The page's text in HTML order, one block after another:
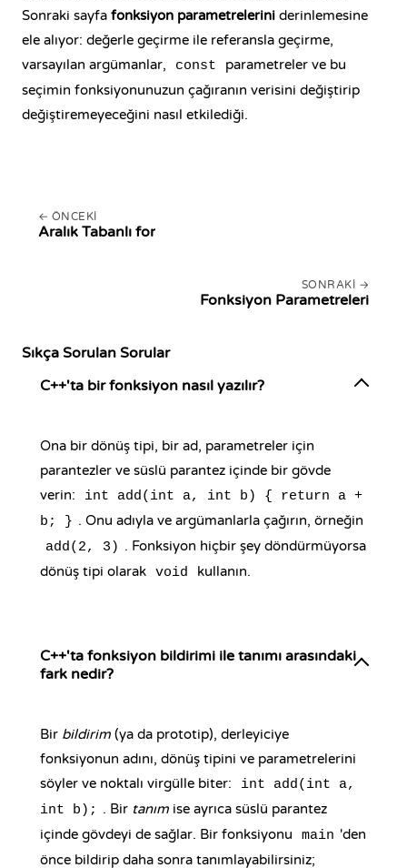
Sonraki sayfa fonksiyon parametrelerini derinlemesine
ele alıyor: değerle geçirme ile referansla geçirme,
varsayılan argümanlar,
const
parametreler ve bu
seçimin fonksiyonunuzun çağıranın verisini değiştirip
değiştiremeyeceğini nasıl etkilediği.
ÖNCEKI
Aralık Tabanlı for
SONRAKI
Fonksiyon Parametreleri
Sıkça Sorulan Sorular
C++'ta bir fonksiyon nasıl yazılır?
Ona bir dönüş tipi, bir ad, parametreler için
parantezler ve süslü parantez içinde bir gövde
verin:
int add(int a, int b) { return a +
b; } . Onu adıyla ve argümanlarla çağırın, örneğin
add(2, 3) . Fonksiyon hiçbir şey döndürmüyorsa
dönüş tipi olarak void kullanın.
C++'ta fonksiyon bildirimi ile tanımı arasındaki
fark nedir?
Bir bildirim (ya da prototip), derleyiciye
fonksiyonun adını, dönüş tipini ve parametrelerini
söyler ve noktalı virgülle biter:
int add(int a,
int b); . Bir tanım ise ayrıca süslü parantez
içinde gövdeyi de sağlar. Bir fonksiyonu
main 'den
önce bildirip daha sonra tanımlayabilirsiniz;